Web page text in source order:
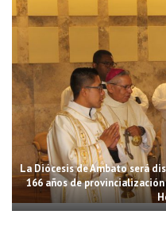
La Diócesis de Ambato será
166 años de